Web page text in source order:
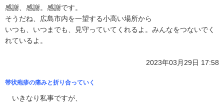
感謝、感謝。感謝です。
そうだね、広島市内を一望する小高い場所から
いつも、いつまでも、見守っていてくれるよ。みんなをつないでく
れているよ。
2023年03月29日 17:58
帯状疱疹の痛みと折り合っていく
いきなり私事ですが、